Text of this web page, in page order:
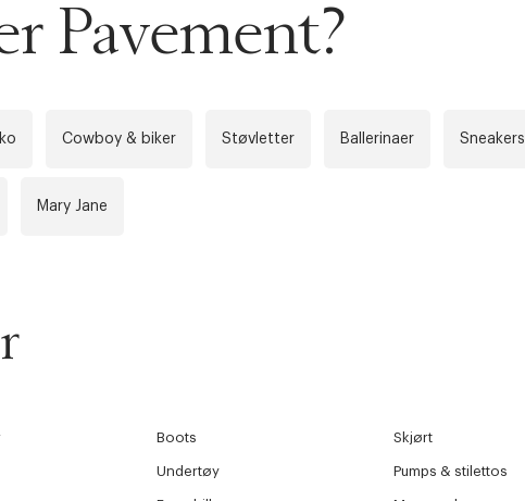
Pavement?
Cowboy & biker Støvletter Ballerinaer Sneakers
Mary Jane
Boots Skjørt
Undertøy Pumps & stilettos
dig denne video. Tillad statistiske cookies for at kunne se
Riktige informasjonskapsler